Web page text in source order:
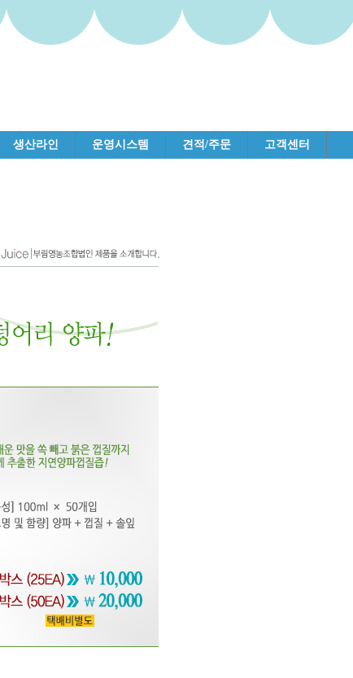
생산라인 운영시스템 견적/주문 고객센터